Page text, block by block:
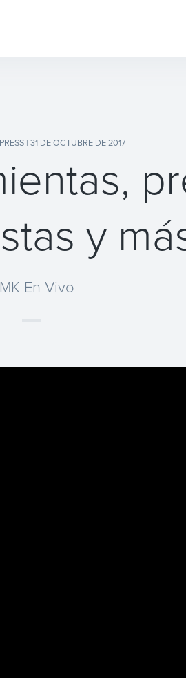
| 31 DE OCTUBRE DE 2017
y
En Vivo